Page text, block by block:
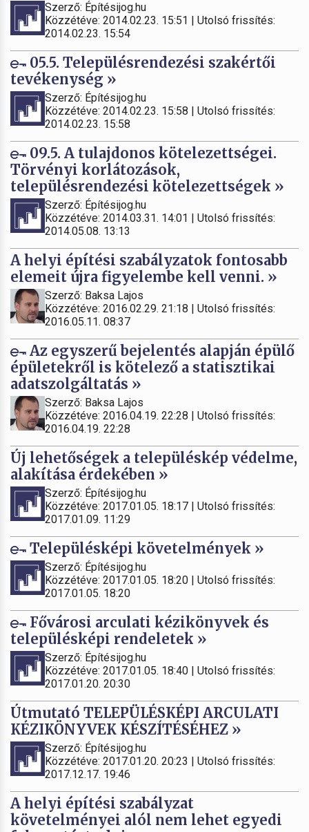
Szerző: Építésijog.hu
Közzétéve: 2014.02.23. 15:51 | Utolsó frissítés:
2014.02.23. 15:54
05.5. Településrendezési szakértői
tevékenység »
Szerző: Építésijog.hu
Közzétéve: 2014.02.23. 15:58 | Utolsó frissítés:
2014.02.23. 15:58
09.5. A tulajdonos kötelezettségei.
Törvényi korlátozások,
településrendezési kötelezettségek »
Szerző: Építésijog.hu
Közzétéve: 2014.03.31. 14:01 | Utolsó frissítés:
2014.05.08. 13:13
A helyi építési szabályzatok fontosabb
elemeit újra figyelembe kell venni. »
Szerző: Baksa Lajos
Közzétéve: 2016.02.29. 21:18 | Utolsó frissítés:
2016.05.11. 08:37
Az egyszerű bejelentés alapján épülő
épületekről is kötelező a statisztikai
adatszolgáltatás »
Szerző: Baksa Lajos
Közzétéve: 2016.04.19. 22:28 | Utolsó frissítés:
2016.04.19. 22:28
Új lehetőségek a településkép védelme,
alakítása érdekében »
Szerző: Építésijog.hu
Közzétéve: 2017.01.05. 18:17 | Utolsó frissítés:
2017.01.09. 11:29
Településképi követelmények »
Szerző: Építésijog.hu
Közzétéve: 2017.01.05. 18:20 | Utolsó frissítés:
2017.01.05. 18:20
Fővárosi arculati kézikönyvek és
településképi rendeletek »
Szerző: Építésijog.hu
Közzétéve: 2017.01.05. 18:40 | Utolsó frissítés:
2017.01.20. 20:30
Útmutató TELEPÜLÉSKÉPI ARCULATI
KÉZIKÖNYVEK KÉSZÍTÉSÉHEZ »
Szerző: Építésijog.hu
Közzétéve: 2017.01.20. 20:23 | Utolsó frissítés:
2017.12.17. 19:46
A helyi építési szabályzat
követelményei alól nem lehet egyedi